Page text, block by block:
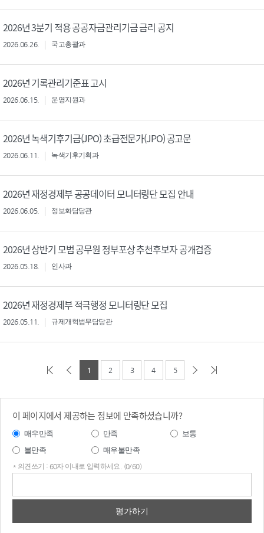
2026년 3분기 적용 공공자금관리기금 금리 공지
2026.06.26. 국고총괄과
2026년 기록관리기준표 고시
2026.06.15. 운영지원과
2026년 녹색기후기금(JPO) 초급전문가(JPO) 공고문
2026.06.11. 녹색기후기획과
2026년 재정경제부 공공데이터 모니터링단 모집 안내
2026.06.05. 정보화담당관
2026년 상반기 모범 공무원 정부포상 추천후보자 공개검증
2026.05.18. 인사과
2026년 재정경제부 적극행정 모니터링단 모집
2026.05.11. 규제개혁법무담당관
1 2 3 4 5
이 페이지에서 제공하는 정보에 만족하셨습니까?
매우만족 만족
보통
불만족
매우불만족
* 의견쓰기 : 60자 이내로 입력하세요. (0/60)